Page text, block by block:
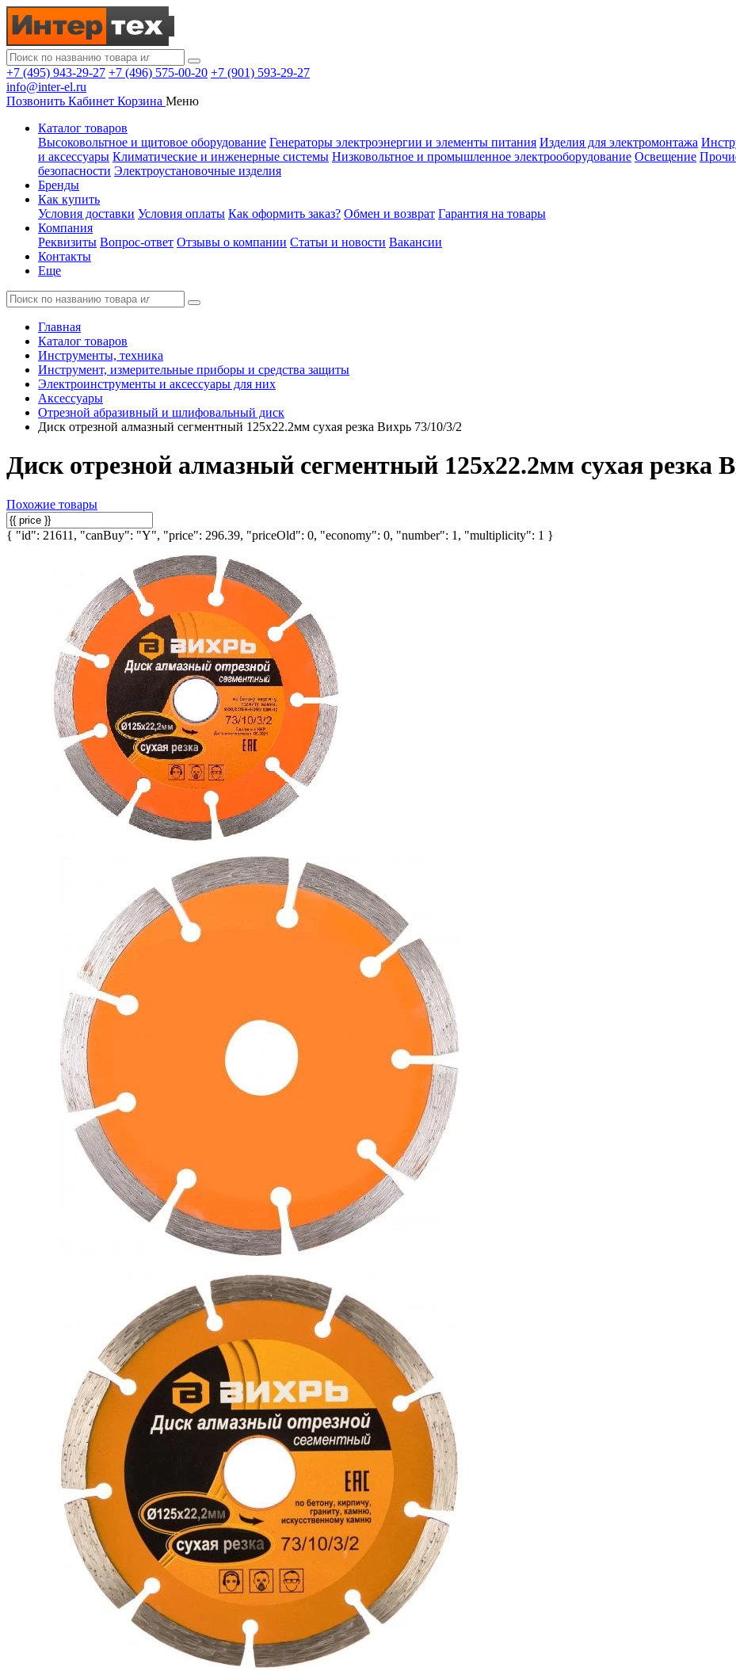
+7 (495) 943-29-27 +7 (496) 575-00-20 +7 (901) 593-29-27
info@inter-el.ru
Позвонить Кабинет Корзина Меню
Каталог товаров
Высоковольтное и щитовое оборудование Генераторы электроэнергии и элементы питания Изделия для электромонтажа
и аксессуары Климатические и инженерные системы Низковольтное и промышленное электрооборудование Освещение
безопасности Электроустановочные изделия
Бренды
Как купить
Условия доставки Условия оплаты Как оформить заказ? Обмен и возврат Гарантия на товары
Компания
Реквизиты Вопрос-ответ Отзывы о компании Статьи и новости Вакансии
Контакты
Еще
Главная
Каталог товаров
Инструменты, техника
Инструмент, измерительные приборы и средства защиты
Электроинструменты и аксессуары для них
Аксессуары
Отрезной абразивный и шлифовальный диск
Диск отрезной алмазный сегментный 125х22.2мм сухая резка Вихрь 73/10/3/2
Диск отрезной алмазный сегментный 125х22.2мм сухая резка
Похожие товары
{ "id": 21611, "canBuy": "Y", "price": 296.39, "priceOld": 0, "economy": 0, "number": 1, "multiplicity": 1 }